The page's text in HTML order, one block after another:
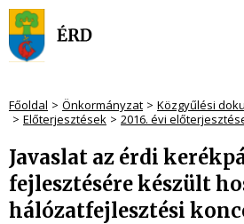
Főoldal Önkormányzat
Közgyűlési
Előterjesztések
2016. évi
Javaslat az érdi
fejlesztésére készült
hálózatfejlesztési